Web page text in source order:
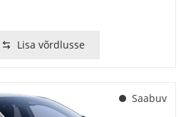
Lisa võrdlusse
Saabuv